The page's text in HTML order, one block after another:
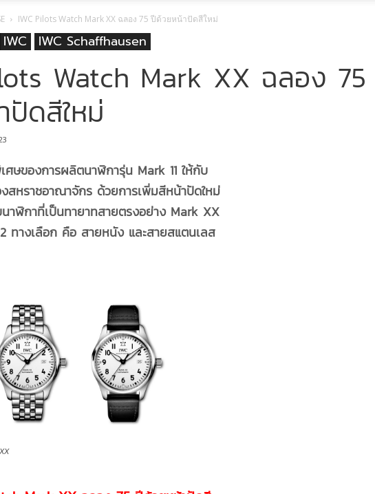
IWC Pilots Watch Mark XX ฉลอง 75 ปีด้วยหน้าปัดสีใหม่
IWC IWC Schaffhausen
Watch Mark XX ฉลอง
ปัดสีใหม่
ศษของการผลิตนาฬิการุ่น Mark 11 ให้กับ
สหราชอาณาจักร ด้วยการเพิ่มสีหน้าปัดใหม่
นาฬิกาที่เป็นทายาทสายตรงอย่าง Mark XX
ทางเลือก คือ สายหนัง และสายสแตนเลส